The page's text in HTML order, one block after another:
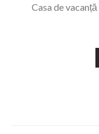
Casa de